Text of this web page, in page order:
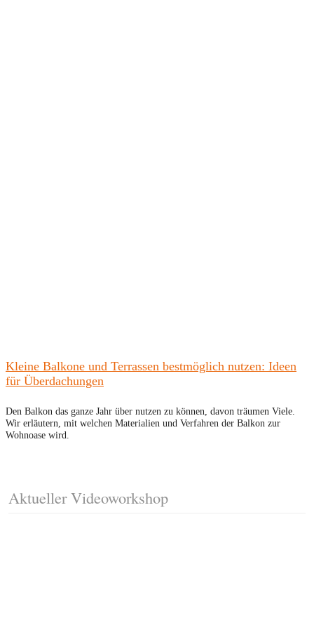
Kleine Balkone und Terrassen bestmöglich nutzen: Ideen
für Überdachungen
Den Balkon das ganze Jahr über nutzen zu können, davon träumen Viele.
Wir erläutern, mit welchen Materialien und Verfahren der Balkon zur
Wohnoase wird.
Aktueller Videoworkshop